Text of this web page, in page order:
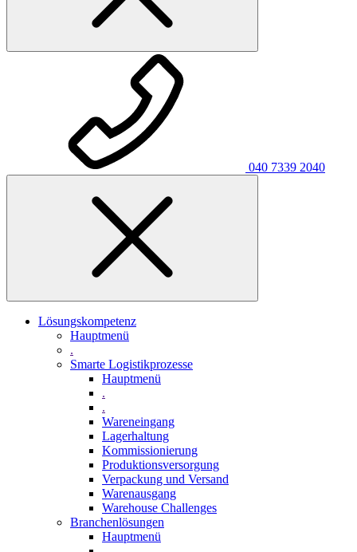
040 7339 2040
Lösungskompetenz
Hauptmenü
.
Smarte Logistikprozesse
Hauptmenü
.
.
Wareneingang
Lagerhaltung
Kommissionierung
Produktionsversorgung
Verpackung und Versand
Warenausgang
Warehouse Challenges
Branchenlösungen
Hauptmenü